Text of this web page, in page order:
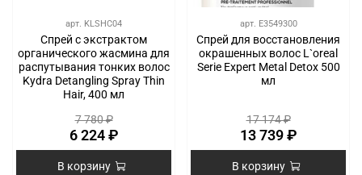
арт. KLSHC04
Спрей с экстрактом
органического жасмина для
распутывания тонких волос
Kydra Detangling Spray Thin
Hair, 400 мл
7 780 ₽
6 224 ₽
В корзину
арт. E3549300
Спрей для восстановления
окрашенных волос L`oreal
Serie Expert Metal Detox 500
мл
17 174 ₽
13 739 ₽
В корзину